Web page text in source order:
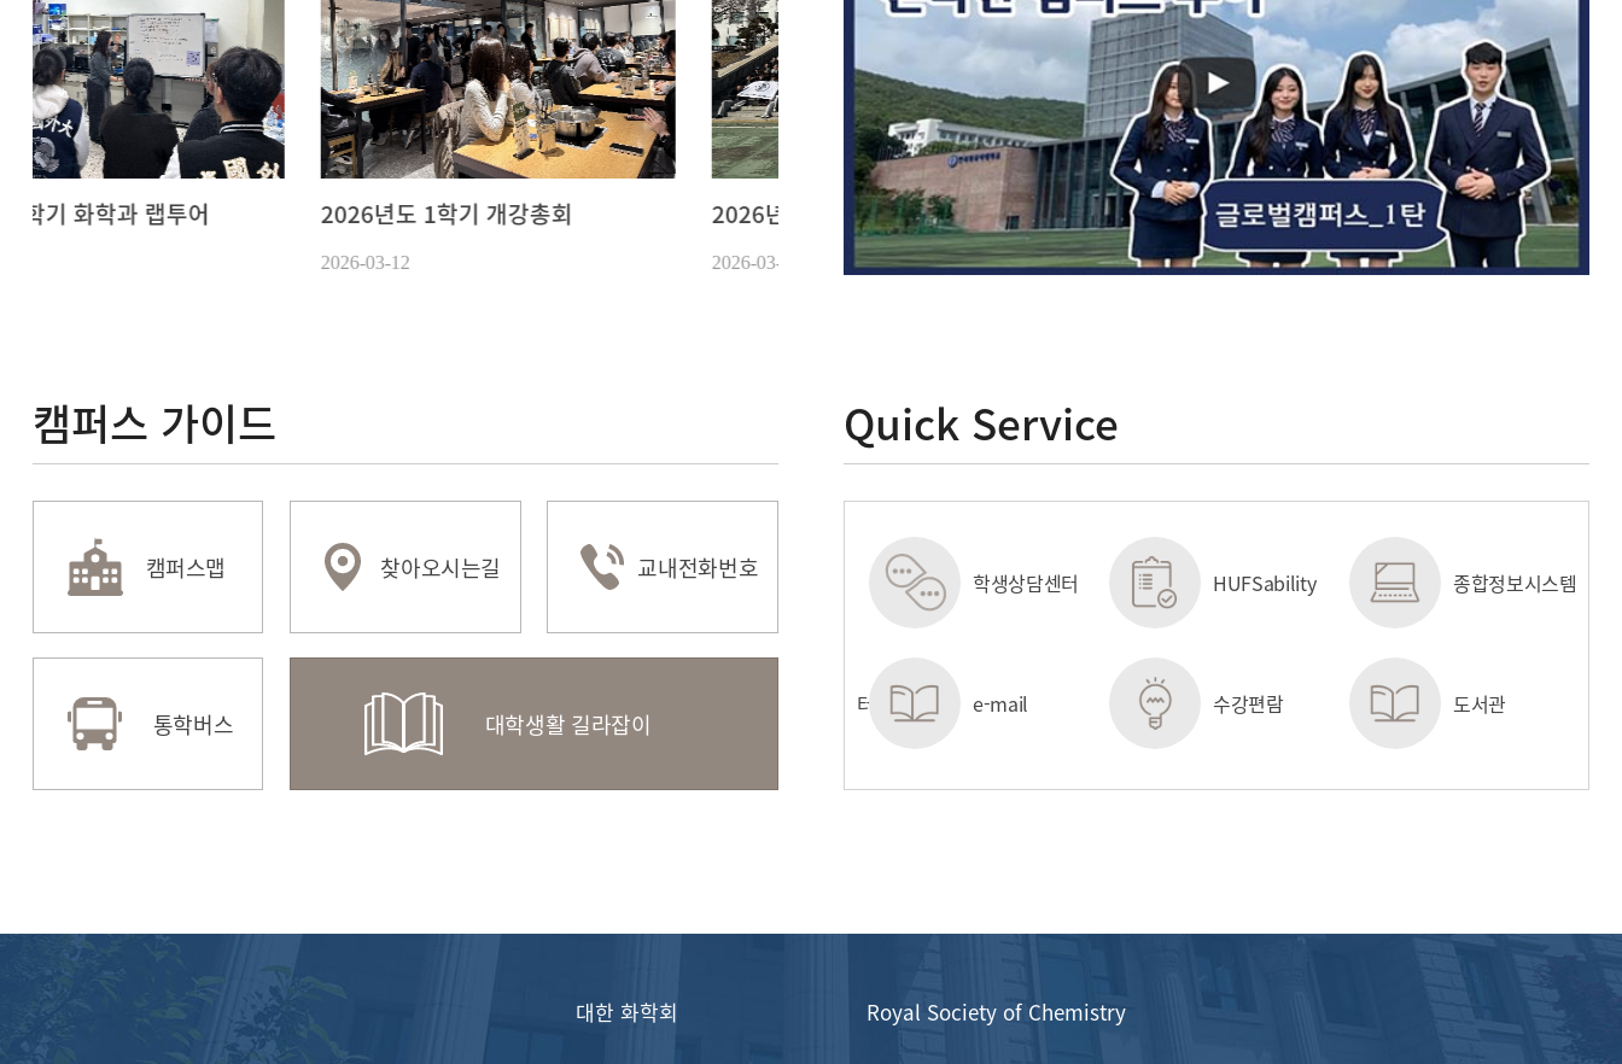
2026년도 1학기 개강총회 2026년 새내기 배움터 2026 전공심화장학금 수여식
2026-07-13
2026년 화학과 엠티
2026-05-08
캠퍼스 가이드
캠퍼스맵 찾아오시는길 교내전화번호
통학버스 대학생활 길라잡이
Quick Service
학생상담센터 HUFSability 종합정보시스템 e-class
원스톱서비스센터
학생상담센터
e-mail
HUFSability
수강편람
종합정보시스템
도서관
대한 화학회 Royal Society of Chemistry